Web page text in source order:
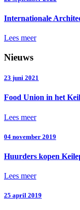
Internationale
Lees meer
Nieuws
23 juni 2021
Food Union in het
Lees meer
04 november 2019
Huurders kopen
Lees meer
25 april 2019